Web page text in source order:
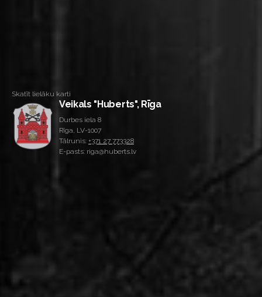
Skatīt lielāku karti
Veikals "Huberts", Rīga
Durbes iela 8
Rīga, LV-1007
Tālrunis: +371 27 773328
E-pasts: riga@huberts.lv